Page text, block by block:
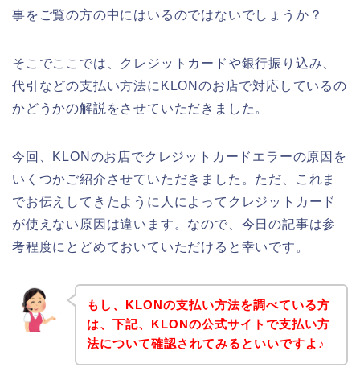
事をご覧の方の中にはいるのではないでしょうか？
そこでここでは、クレジットカードや銀行振り込み、
代引などの支払い方法にKLONのお店で対応しているの
かどうかの解説をさせていただきました。
今回、KLONのお店でクレジットカードエラーの原因を
いくつかご紹介させていただきました。ただ、これま
でお伝えしてきたように人によってクレジットカード
が使えない原因は違います。なので、今日の記事は参
考程度にとどめておいていただけると幸いです。
もし、KLONの支払い方法を調べている方
は、下記、KLONの公式サイトで支払い方
法について確認されてみるといいですよ♪